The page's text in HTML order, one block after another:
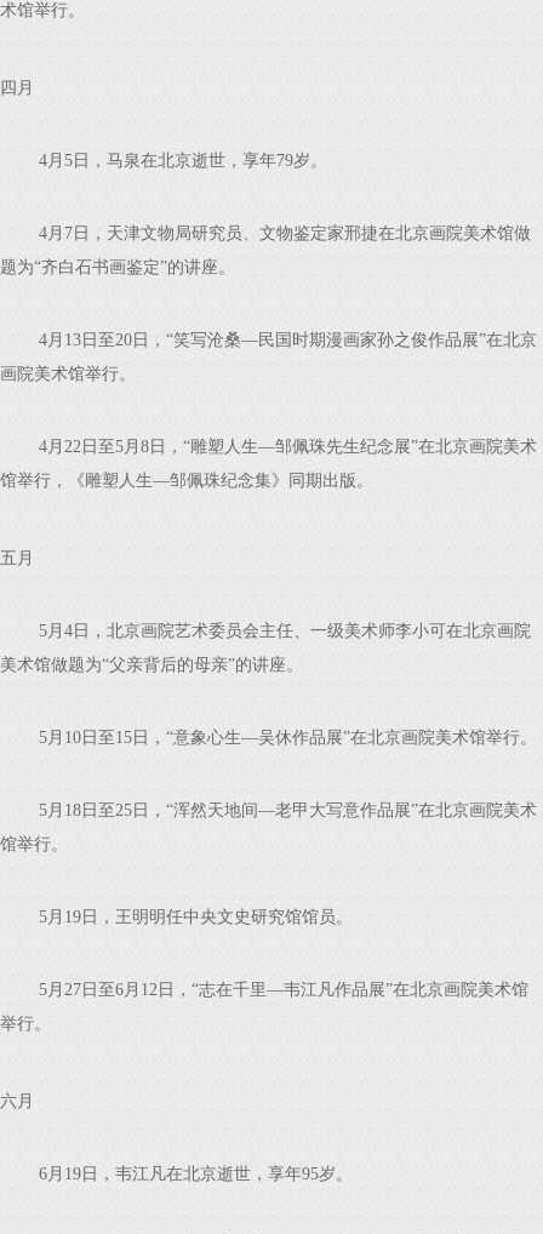
术馆举行。
四月
4月5日，马泉在北京逝世，享年79岁。
4月7日，天津文物局研究员、文物鉴定家邢捷在北京画院美术馆做
题为“齐白石书画鉴定”的讲座。
4月13日至20日，“笑写沧桑—民国时期漫画家孙之俊作品展”在北京
画院美术馆举行。
4月22日至5月8日，“雕塑人生—邹佩珠先生纪念展”在北京画院美术
馆举行，《雕塑人生—邹佩珠纪念集》同期出版。
五月
5月4日，北京画院艺术委员会主任、一级美术师李小可在北京画院
美术馆做题为“父亲背后的母亲”的讲座。
5月10日至15日，“意象心生—吴休作品展”在北京画院美术馆举行。
5月18日至25日，“浑然天地间—老甲大写意作品展”在北京画院美术
馆举行。
5月19日，王明明任中央文史研究馆馆员。
5月27日至6月12日，“志在千里—韦江凡作品展”在北京画院美术馆
举行。
六月
6月19日，韦江凡在北京逝世，享年95岁。